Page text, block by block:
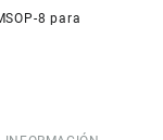
8 para